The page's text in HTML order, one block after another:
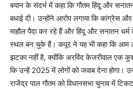
बयान के संदर्भ में कहा कि गौतम हिंदू और
बधाई दी। उन्होंने आरोप लगाया कि कांग्रेस और
माहौल पैदा कर रहे हैं और हिंदू और सनातन
स्थल बन चुके हैं। कपूर ने यह भी कहा कि आम
झटका नहीं है, क्योंकि अरविंद केजरीवाल एक
कि उन्हें 2025 में लोगों को जवाब देना होगा।
राजेंद्र पाल गौतम को विधानसभा चुनाव में